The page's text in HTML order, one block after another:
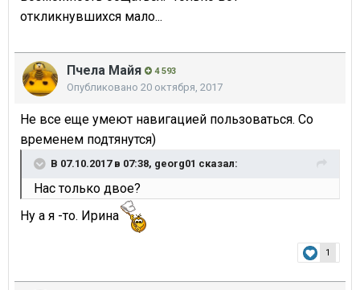
откликнувшихся мало...
Пчела Майя 4 593
Опубликовано 20 октября, 2017
Не все еще умеют навигацией пользоваться. Со
временем подтянутся)
В 07.10.2017 в 07:38, georg01 сказал:
Нас только двое?
Ну а я -то. Ирина
1